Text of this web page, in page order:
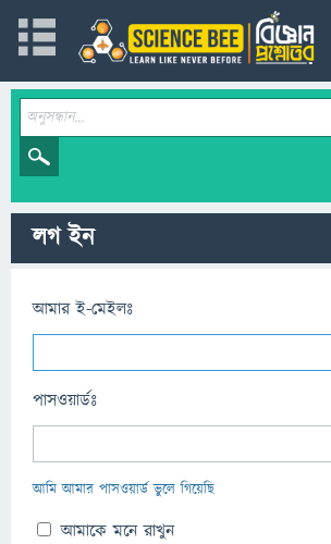
লগ ইন
আমার ই-মেইলঃ
পাসওয়ার্ডঃ
আমি আমার পাসওয়ার্ড ভুলে গিয়েছি
আমাকে মনে রাখুন